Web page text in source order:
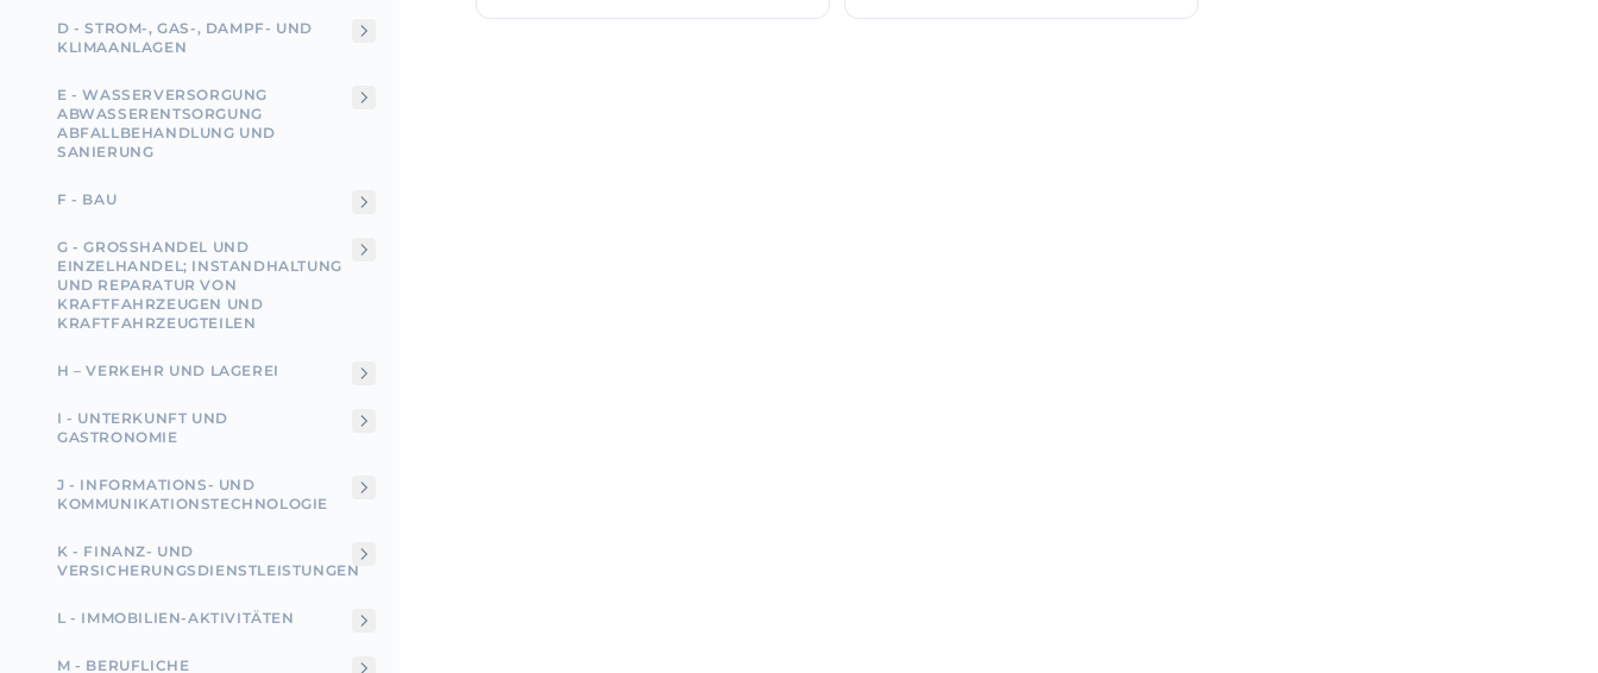
D - STROM-, GAS-, DAMPF- UND
KLIMAANLAGEN
E - WASSERVERSORGUNG
ABWASSERENTSORGUNG
ABFALLBEHANDLUNG UND
SANIERUNG
F - BAU
G - GROSSHANDEL UND E
INZELHANDEL; INSTANDHALTUNG U
ND REPARATUR VON K
RAFTFAHRZEUGEN UND K
RAFTFAHRZEUGTEILEN
H – VERKEHR UND LAGEREI
I - UNTERKUNFT UND
GASTRONOMIE
J - INFORMATIONS- UND
KOMMUNIKATIONSTECHNOLOGIE
K - FINANZ- UND
VERSICHERUNGSDIENSTLEISTUNGEN
L - IMMOBILIEN-AKTIVITÄTEN
M - BERUFLICHE